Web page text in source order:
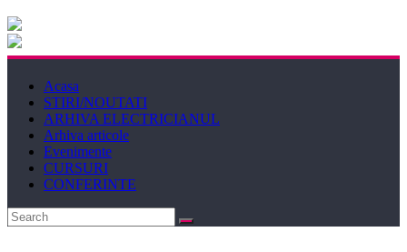
Electricianul
Revista
Electricianul
Acasa
STIRI/NOUTATI
ARHIVA ELECTRICIANUL
Arhiva articole
Evenimente
CURSURI
CONFERINTE